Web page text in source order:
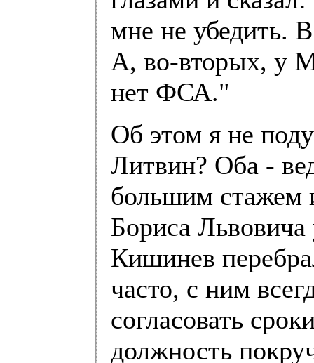
мне не убедить.
А, во-вторых, у
нет ФСА."
Об этом я не
Литвин? Оба -
большим стажем
Бориса
Кишинев
часто, с ним
согласовать
должность